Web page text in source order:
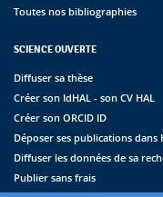
Toutes nos bibliographies
SCIENCE OUVERTE
Diffuser sa thèse
Créer son IdHAL - son CV HAL
Créer son ORCID ID
Déposer ses publications dans
Diffuser les données de sa
Publier sans frais